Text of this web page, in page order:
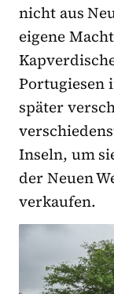
nicht aus
eigene
Portugiesen
später
Inseln, um
der Neuen
verkaufen.